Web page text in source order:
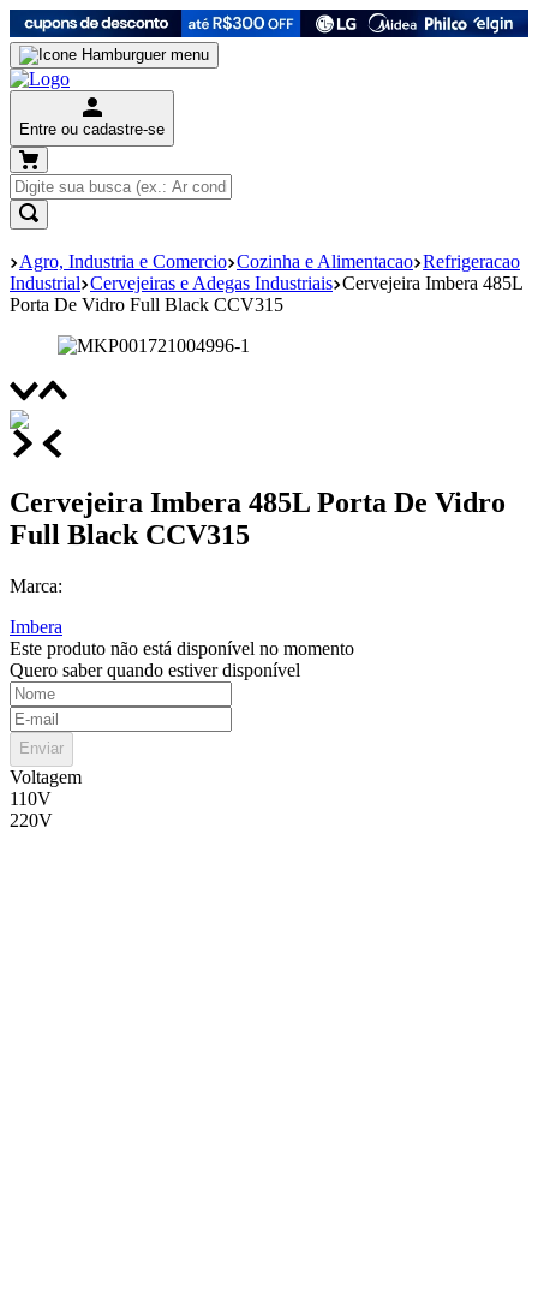
Entre ou cadastre-se
Agro, Industria e Comercio Cozinha e Alimentacao Refrigeracao
Industrial Cervejeiras e Adegas Industriais Cervejeira Imbera 485L
Porta De Vidro Full Black CCV315
Cervejeira Imbera 485L Porta De Vidro
Full Black CCV315
Marca:
Imbera
Este produto não está disponível no momento
Quero saber quando estiver disponível
Enviar
Voltagem
110V
220V